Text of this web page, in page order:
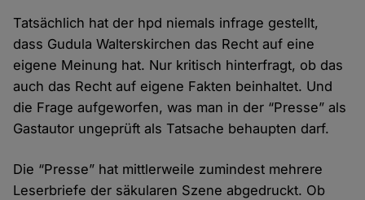
Tatsächlich hat der hpd niemals infrage gestellt,
dass Gudula Walterskirchen das Recht auf eine
eigene Meinung hat. Nur kritisch hinter­fragt, ob das
auch das Recht auf eigene Fakten beinhaltet. Und
die Frage aufge­worfen, was man in der “Presse” als
Gast­autor ungeprüft als Tatsache behaupten darf.
Die “Presse” hat mittler­weile zumindest mehrere
Leser­briefe der säkularen Szene abge­druckt. Ob